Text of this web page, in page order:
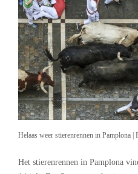
Helaas weer stierenrennen in Pamplona
Het stierenrennen in Pamplona